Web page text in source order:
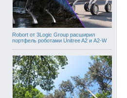
Robort от 3Logic Group расширил
портфель роботами Unitree A2 и A2-W